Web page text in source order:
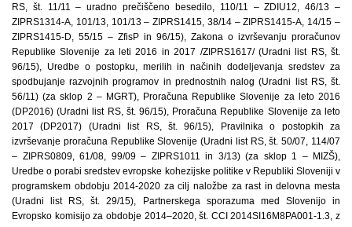
RS, št. 11/11 – uradno prečiščeno besedilo, 110/11 – ZDIU12, 46/13 –
ZIPRS1314-A, 101/13, 101/13 – ZIPRS1415, 38/14 – ZIPRS1415-A, 14/15 –
ZIPRS1415-D, 55/15 – ZfisP in 96/15), Zakona o izvrševanju proračunov
Republike Slovenije za leti 2016 in 2017 /ZIPRS1617/ (Uradni list RS, št.
96/15), Uredbe o postopku, merilih in načinih dodeljevanja sredstev za
spodbujanje razvojnih programov in prednostnih nalog (Uradni list RS, št.
56/11) (za sklop 2 – MGRT), Proračuna Republike Slovenije za leto 2016
(DP2016) (Uradni list RS, št. 96/15), Proračuna Republike Slovenije za leto
2017 (DP2017) (Uradni list RS, št. 96/15), Pravilnika o postopkih za
izvrševanje proračuna Republike Slovenije (Uradni list RS, št. 50/07, 114/07
– ZIPRS0809, 61/08, 99/09 – ZIPRS1011 in 3/13) (za sklop 1 – MIZŠ),
Uredbe o porabi sredstev evropske kohezijske politike v Republiki Sloveniji v
programskem obdobju 2014-2020 za cilj naložbe za rast in delovna mesta
(Uradni list RS, št. 29/15), Partnerskega sporazuma med Slovenijo in
Evropsko komisijo za obdobje 2014–2020, št. CCI 2014SI16M8PA001-1.3, z